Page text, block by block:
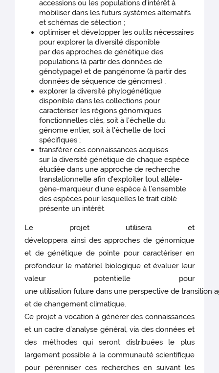
accessions ou les populations d'intérêt à
mobiliser dans les futurs systèmes alternatifs
et schémas de sélection ;
optimiser et développer les outils nécessaires
pour explorer la diversité disponible
par des approches de génétique des
populations (à partir des données de
génotypage) et de pangénome (à partir des
données de séquence de génomes) ;
explorer la diversité phylogénétique
disponible dans les collections pour
caractériser les régions génomiques
fonctionnelles clés, soit à l'échelle du
génome entier, soit à l'échelle de loci
spécifiques ;
transférer ces connaissances acquises
sur la diversité génétique de chaque espèce
étudiée dans une approche de recherche
translationnelle afin d'exploiter tout allèle-
gène-marqueur d'une espèce à l’ensemble
des espèces pour lesquelles le trait ciblé
présente un intérêt.
Le projet utilisera et
développera ainsi des approches de génomique
et de génétique de pointe pour caractériser en
profondeur le matériel biologique et évaluer leur
valeur potentielle pour
une utilisation future dans une perspective de transition
et de changement climatique.
Ce projet a vocation à générer des connaissances
et un cadre d’analyse général, via des données et
des méthodes qui seront distribuées le plus
largement possible à la communauté scientifique
pour pérenniser ces recherches en suivant les